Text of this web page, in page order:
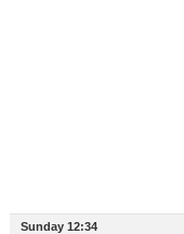
Sunday 12:34